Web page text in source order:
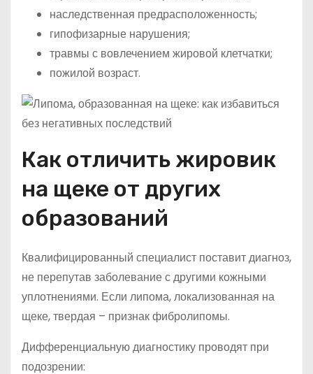
наследственная предрасположенность;
гипофизарные нарушения;
травмы с вовлечением жировой клетчатки;
пожилой возраст.
Как отличить жировик
на щеке от других
образований
Квалифицированный специалист поставит диагноз,
не перепутав заболевание с другими кожными
уплотнениями. Если липома, локализованная на
щеке, твердая – признак фибролипомы.
Дифференциальную диагностику проводят при
подозрении: